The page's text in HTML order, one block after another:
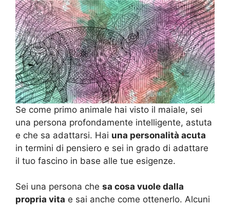
Se come primo animale hai visto il maiale, sei
una persona profondamente intelligente, astuta
e che sa adattarsi. Hai una personalità acuta
in termini di pensiero e sei in grado di adattare
il tuo fascino in base alle tue esigenze.
Sei una persona che sa cosa vuole dalla
propria vita e sai anche come ottenerlo. Alcuni